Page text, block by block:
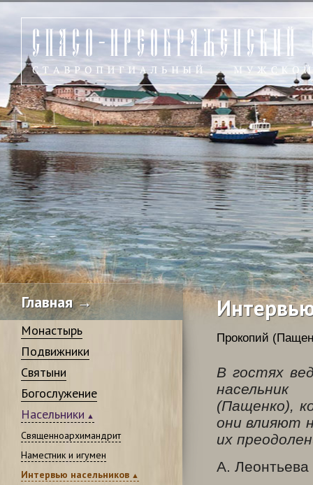
Главная →
Монастырь
Подвижники
Святыни
Богослужение
Насельники
Священноархимандрит
Наместник и игумен
Интервью насельников
Прокопий
В гостях
насельник
(Пащенко),
они влияют
их
А. Леонтьева